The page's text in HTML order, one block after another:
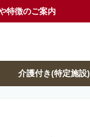
特徴のご案内
介護付き(特定施設)